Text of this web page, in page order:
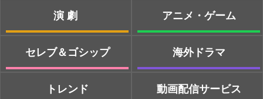
演劇
セレブ＆ゴシップ
トレンド
アニメ・ゲーム
海外ドラマ
動画配信サービス